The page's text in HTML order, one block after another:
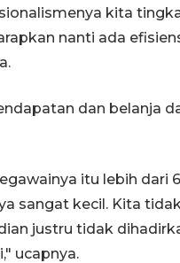
kita
nanti ada
dan belanja
itu lebih dari
sangat kecil. Kita
justru tidak
ucapnya.
SPPG di
23 Februari 2026